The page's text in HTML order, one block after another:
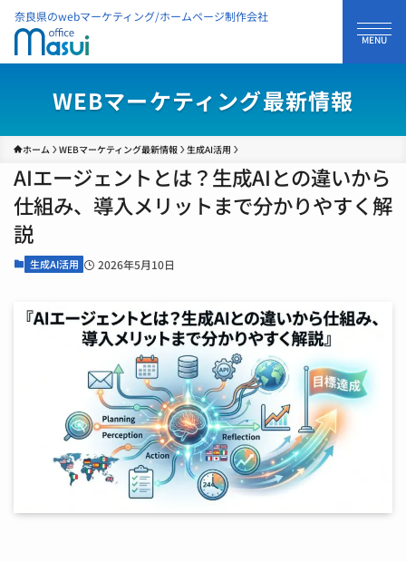
奈良県のwebマーケティング/ホームページ制作会社
WEBマーケティング最新情報
ホーム WEBマーケティング最新情報 生成AI活用
AIエージェントとは？生成AIとの違いから
仕組み、導入メリットまで分かりやすく解
説
生成AI活用 2026年5月10日